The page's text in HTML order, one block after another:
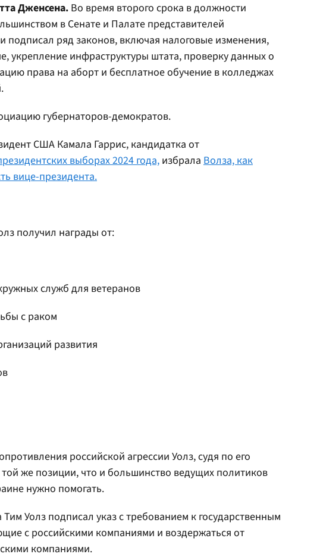
Дженсена. Во время второго срока в должности
в Сенате и Палате представителей
ряд законов, включая налоговые изменения,
укрепление инфраструктуры штата, проверку данных о
права на аборт и бесплатное обучение в колледжах
губернаторов-демократов.
США Камала Гаррис, кандидатка от
выборах 2024 года, избрала Волза, как
вице-президента.
получил награды от:
служб для ветеранов
с раком
развития
российской агрессии Уолз, судя по его
же позиции, что и большинство ведущих политиков
нужно помогать.
Тим Уолз подписал указ с требованием к государственным
с российскими компаниями и воздержаться от
компаниями.